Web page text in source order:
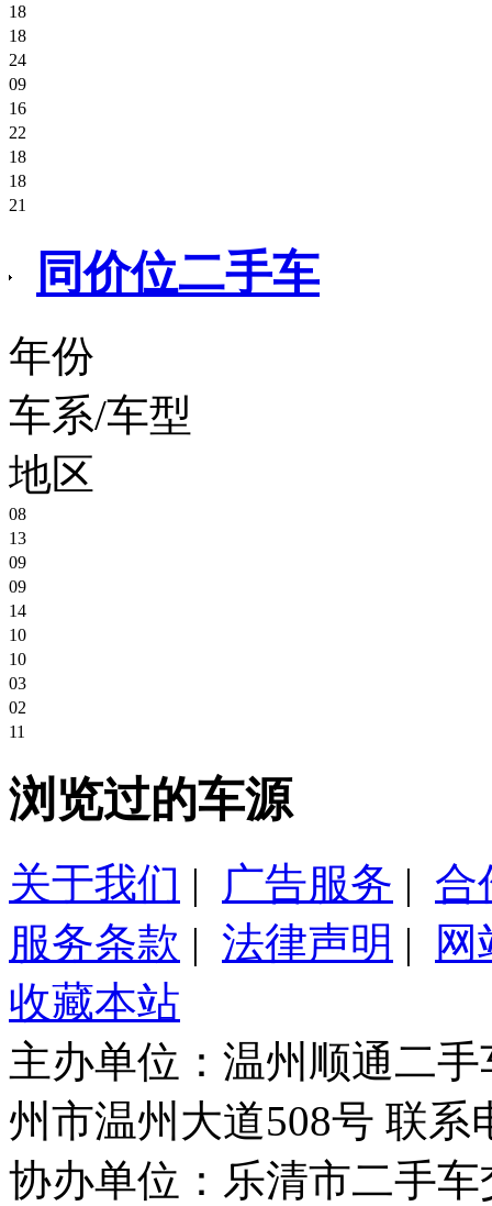
别克君威
面议
18
奔驰迈巴赫S450
45.00万
18
保时捷718Cayman
面议
24
奥迪A4L
17.80万
09
丰田RAV4 四驱豪华版
面议
16
本田缤智CVT两驱舒适型
面议
22
23款奥迪A6L
18
北京BJ80
11.30万
18
53.80万
21
丰田凯美瑞
面议同价位二手车
年份
车系/车型
地区
08
大众朗逸自动天窗版
温州市
13
铃木雨燕
温州市
09
雪佛兰乐风
温州市
09
雪佛兰乐风
温州市
14
吉利熊猫
温州市
10
2010款 比亚迪F3
温州市
10
比亚迪,比亚迪F0 2011款 尚酷版 1.0 尚酷型
03
北京现代,索纳塔2002款 2.0GLS 手动舒适型
温州市
02
温州市
11
五菱货车
温州市
浏览过的车源
关于我们 | 广告服务 | 合
服务条款 | 法律声明 |
收藏本站
主办单位：温州顺通二
州市温州大道508号 联系
协办单位：乐清市二手